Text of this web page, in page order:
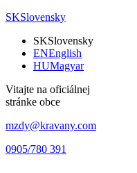
SKSlovensky
SKSlovensky
ENEnglish
HUMagyar
Vitajte na oficiálnej
stránke obce
mzdy@kravany.com
0905/780 391